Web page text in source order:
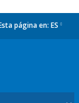
página en: ES